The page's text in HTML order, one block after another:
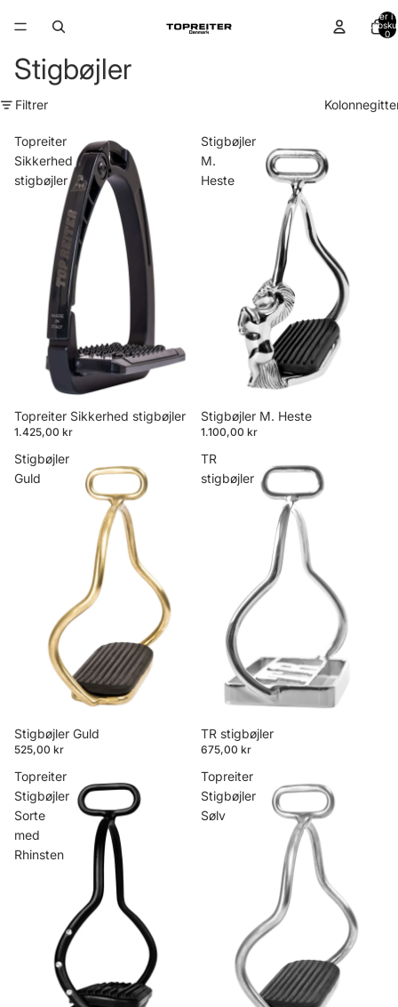
Varer i
0
Stigbøjler
Filtrer
Topreiter
Sikkerhed
stigbøjler
Topreiter Sikkerhed stigbøjler
1.425,00 kr
Stigbøjler
M.
Heste
Stigbøjler M. Heste
1.100,00 kr
Stigbøjler
Guld
Stigbøjler Guld
525,00 kr
TR
stigbøjler
TR stigbøjler
675,00 kr
Topreiter
Stigbøjler
Sorte
med
Rhinsten
Topreiter
Stigbøjler
Sølv